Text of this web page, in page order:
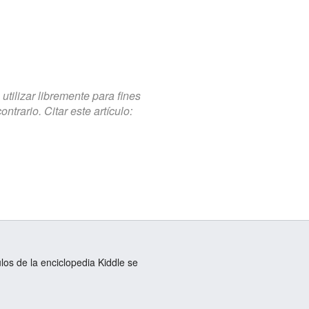
libremente para fines
Citar este artículo:
de la enciclopedia Kiddle se